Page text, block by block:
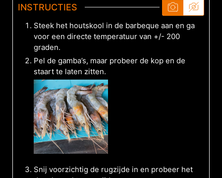
INSTRUCTIES
Steek het houtskool in de barbeque aan en ga
voor een directe temperatuur van +/- 200
graden.
Pel de gamba’s, maar probeer de kop en de
staart te laten zitten.
Snij voorzichtig de rugzijde in en probeer het